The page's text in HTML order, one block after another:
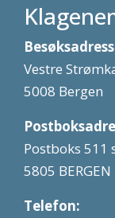
Vestre
5008 Bergen
Postboks 511
5805 BERGEN
Telefon: